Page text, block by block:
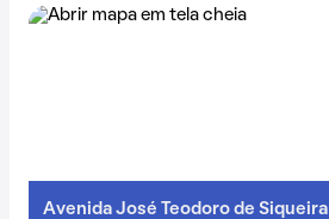
Avenida José Teodoro de Siqueira